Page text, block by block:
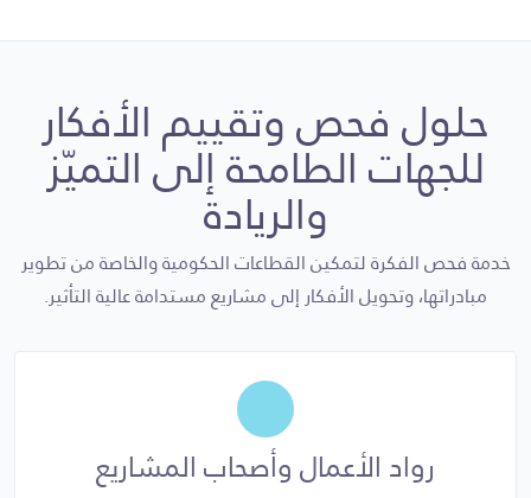
حلول فحص وتقييم الأفكار
للجهات الطامحة إلى التميّز
والريادة
خدمة فحص الفكرة لتمكين القطاعات الحكومية والخاصة من تطوير
مبادراتها، وتحويل الأفكار إلى مشاريع مستدامة عالية التأثير.
رواد الأعمال وأصحاب المشاريع